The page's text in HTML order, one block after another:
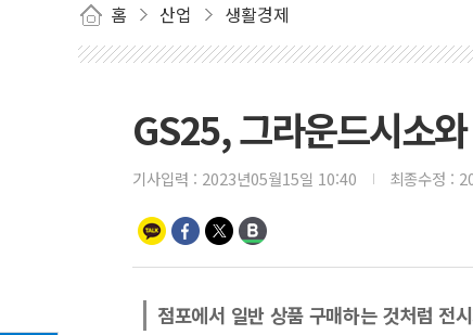
홈 산업 생활경제
GS25, 그라운드시소
기사입력 : 2023년05월15일 10:40 최종수정 :
점포에서 일반 상품 구매하는 것처럼 전